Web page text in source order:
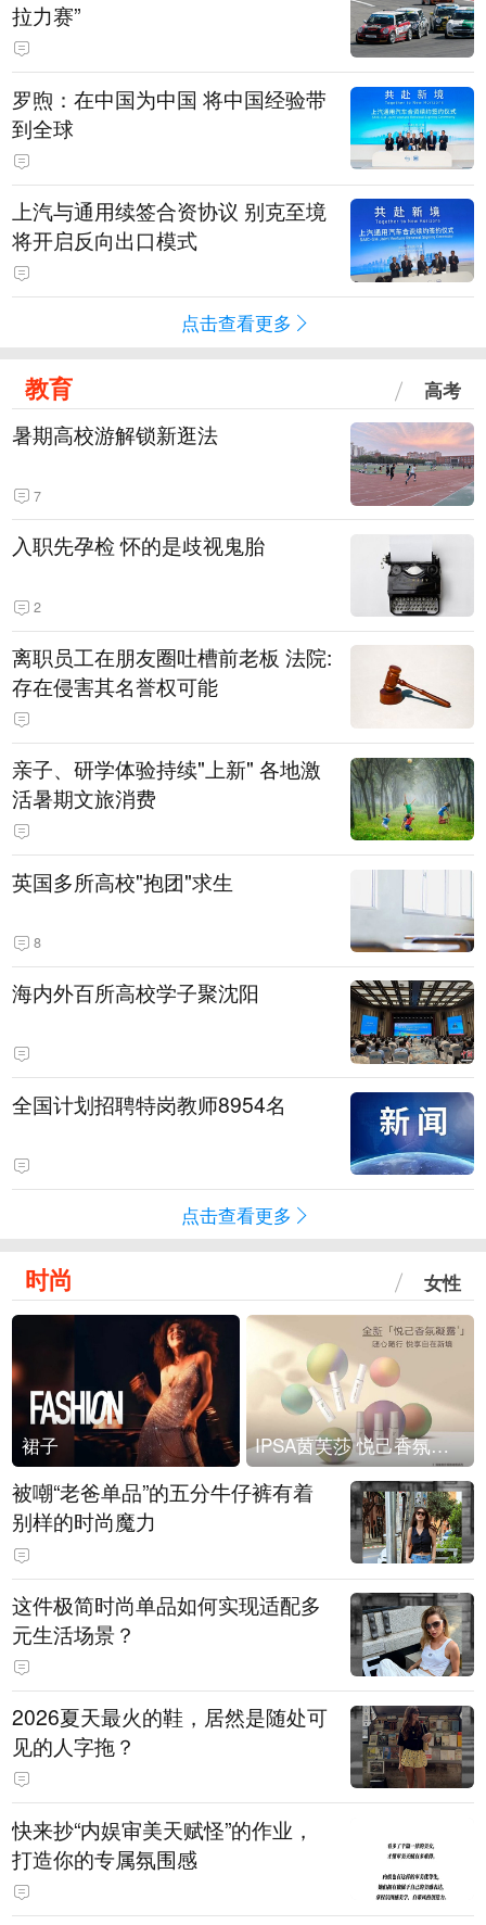
拉力赛”
罗煦：在中国为中国 将中国经验带
到全球
上汽与通用续签合资协议 别克至境
将开启反向出口模式
点击查看更多
教育 高考
暑期高校游解锁新逛法
7
入职先孕检 怀的是歧视鬼胎
2
离职员工在朋友圈吐槽前老板 法院:
存在侵害其名誉权可能
亲子、研学体验持续"上新" 各地激
活暑期文旅消费
英国多所高校"抱团"求生
8
海内外百所高校学子聚沈阳
全国计划招聘特岗教师8954名
点击查看更多
时尚 女性
裙子 IPSA茵芙莎 悦己香氛凝露上市
被嘲“老爸单品”的五分牛仔裤有着
别样的时尚魔力
这件极简时尚单品如何实现适配多
元生活场景？
2026夏天最火的鞋，居然是随处可
见的人字拖？
快来抄“内娱审美天赋怪”的作业，
打造你的专属氛围感